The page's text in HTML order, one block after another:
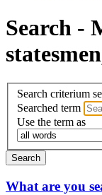
Search -
Search criterium
Searched term
Use the term as
Search
What are you